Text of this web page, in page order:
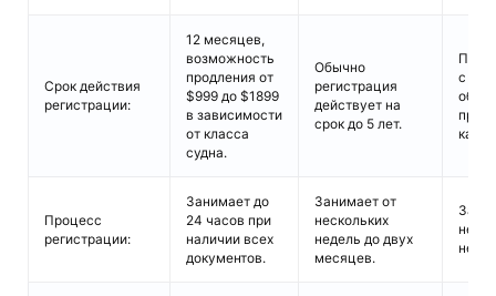
Срок действия
регистрации:
12 месяцев,
возможность
продления от
$999 до $1899
в зависимости
от класса
судна.
Обычно
регистрация
действует на
срок до 5 лет.
с
Процесс
регистрации:
Занимает до
24 часов при
наличии всех
документов.
Занимает от
нескольких
недель до двух
месяцев.